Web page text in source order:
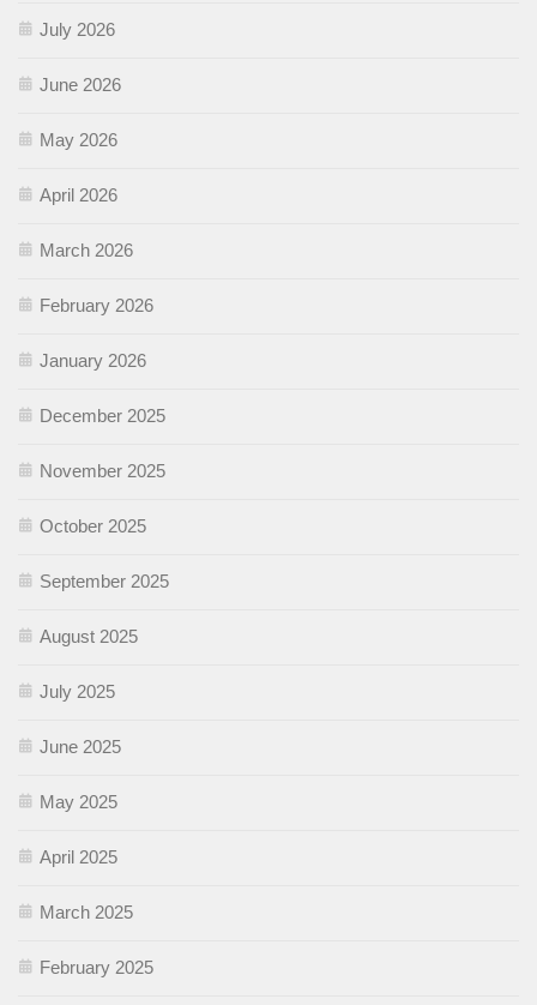
July 2026
June 2026
May 2026
April 2026
March 2026
February 2026
January 2026
December 2025
November 2025
October 2025
September 2025
August 2025
July 2025
June 2025
May 2025
April 2025
March 2025
February 2025